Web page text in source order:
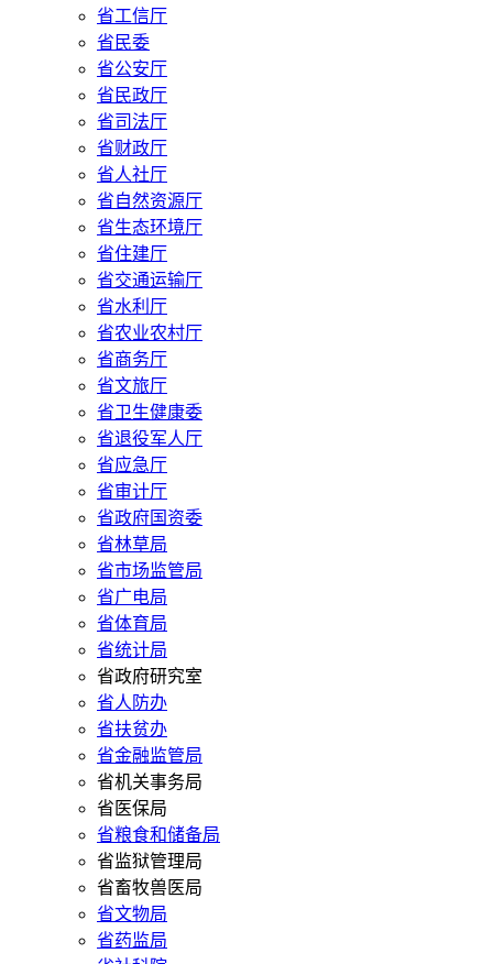
省工信厅
省民委
省公安厅
省民政厅
省司法厅
省财政厅
省人社厅
省自然资源厅
省生态环境厅
省住建厅
省交通运输厅
省水利厅
省农业农村厅
省商务厅
省文旅厅
省卫生健康委
省退役军人厅
省应急厅
省审计厅
省政府国资委
省林草局
省市场监管局
省广电局
省体育局
省统计局
省政府研究室
省人防办
省扶贫办
省金融监管局
省机关事务局
省医保局
省粮食和储备局
省监狱管理局
省畜牧兽医局
省文物局
省药监局